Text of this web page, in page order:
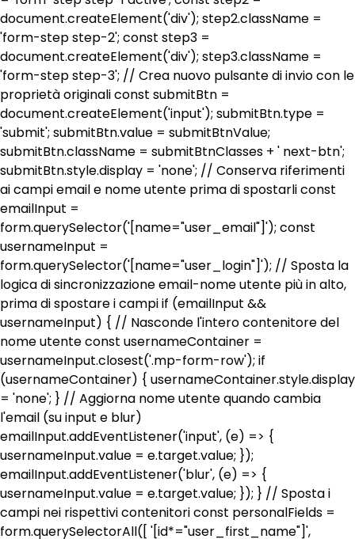
document.createElement('div'); step2.className =
'form-step step-2'; const step3 =
document.createElement('div'); step3.className =
'form-step step-3'; // Crea nuovo pulsante di invio con le
proprietà originali const submitBtn =
document.createElement('input'); submitBtn.type =
'submit'; submitBtn.value = submitBtnValue;
submitBtn.className = submitBtnClasses + ' next-btn';
submitBtn.style.display = 'none'; // Conserva riferimenti
ai campi email e nome utente prima di spostarli const
emailInput =
form.querySelector('[name="user_email"]'); const
usernameInput =
form.querySelector('[name="user_login"]'); // Sposta la
logica di sincronizzazione email-nome utente più in alto,
prima di spostare i campi if (emailInput &&
usernameInput) { // Nasconde l'intero contenitore del
nome utente const usernameContainer =
usernameInput.closest('.mp-form-row'); if
(usernameContainer) { usernameContainer.style.display
= 'none'; } // Aggiorna nome utente quando cambia
l'email (su input e blur)
emailInput.addEventListener('input', (e) => {
usernameInput.value = e.target.value; });
emailInput.addEventListener('blur', (e) => {
usernameInput.value = e.target.value; }); } // Sposta i
campi nei rispettivi contenitori const personalFields =
form.querySelectorAll([ '[id*="user_first_name"]',